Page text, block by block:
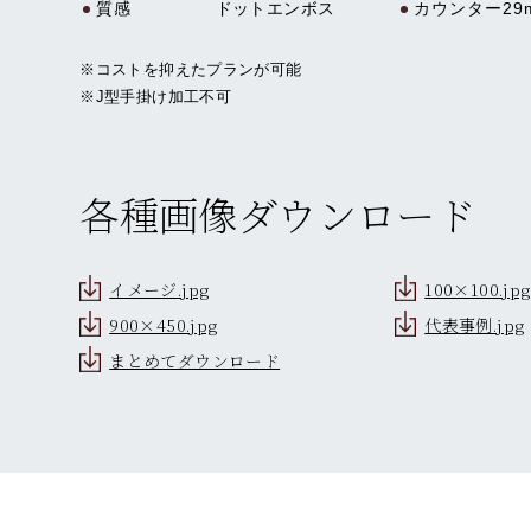
質感 ドットエンボス カウンター
※コストを抑えたプランが可能
※J型手掛け加工不可
各種画像ダウンロード
イメージ.jpg
100×100.jpg
900×450.jpg
代表事例.jpg
まとめてダウンロード